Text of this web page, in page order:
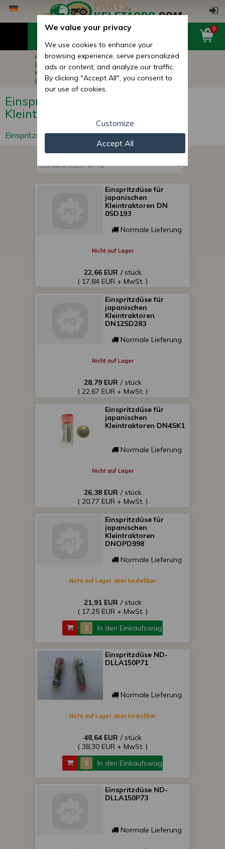
0
Hauptseite
Ersatzteile für Kleintraktoren
Ersatzteile für Motoren für japanische
Kleintraktoren
Einspritzdüsen für Japanische Kleintraktoren
Einspritzdüsen für Japanische
Kleintraktoren
Einspritzdüsen für Japanische Kleintraktoren
Einspritzdüse für
japanischen
Kleintraktoren DN
0SD193
Normale Lieferung
Nicht auf Lager
22,66 EUR / stück
( 17,84 EUR + MwSt. )
Einspritzdüse für
japanischen
Kleintraktoren
DN12SD283
Normale Lieferung
Nicht auf Lager
28,79 EUR / stück
( 22,67 EUR + MwSt. )
Einspritzdüse für
japanischen
Kleintraktoren DN4SK1
Normale Lieferung
Nicht auf Lager
26,38 EUR / stück
( 20,77 EUR + MwSt. )
Einspritzdüse für
japanischen
Kleintraktoren
DNOPD998
Normale Lieferung
Nicht auf Lager, aber bestellbar
21,91 EUR / stück
( 17,25 EUR + MwSt. )
In den Einkaufswagen
Einspritzdüse ND-
DLLA150P71
Normale Lieferung
Nicht auf Lager, aber bestellbar
48,64 EUR / stück
( 38,30 EUR + MwSt. )
In den Einkaufswagen
Einspritzdüse ND-
DLLA150P73
Normale Lieferung
We value your privacy
We use cookies to enhance your
browsing experience, serve personalized
ads or content, and analyze our traffic.
By clicking "Accept All", you consent to
our use of cookies.
Customize
Accept All